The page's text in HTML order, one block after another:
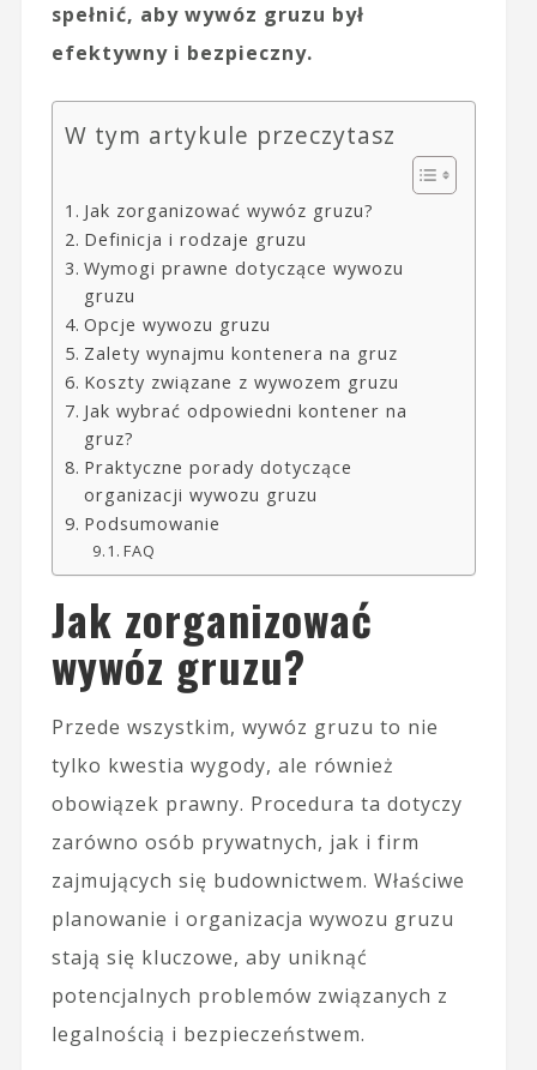
spełnić, aby wywóz gruzu był
efektywny i bezpieczny.
W tym artykule przeczytasz
Jak zorganizować wywóz gruzu?
Definicja i rodzaje gruzu
Wymogi prawne dotyczące wywozu
gruzu
Opcje wywozu gruzu
Zalety wynajmu kontenera na gruz
Koszty związane z wywozem gruzu
Jak wybrać odpowiedni kontener na
gruz?
Praktyczne porady dotyczące
organizacji wywozu gruzu
Podsumowanie
FAQ
Jak zorganizować
wywóz gruzu?
Przede wszystkim, wywóz gruzu to nie
tylko kwestia wygody, ale również
obowiązek prawny. Procedura ta dotyczy
zarówno osób prywatnych, jak i firm
zajmujących się budownictwem. Właściwe
planowanie i organizacja wywozu gruzu
stają się kluczowe, aby uniknąć
potencjalnych problemów związanych z
legalnością i bezpieczeństwem.